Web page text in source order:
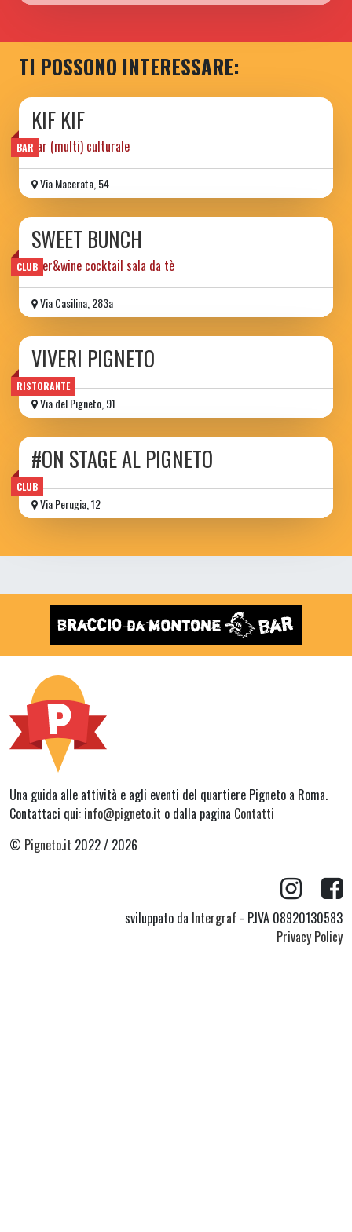
TI POSSONO INTERESSARE:
BAR
KIF KIF
bar (multi) culturale
Via Macerata, 54
CLUB
SWEET BUNCH
beer&wine cocktail sala da tè
Via Casilina, 283a
RISTORANTE
VIVERI PIGNETO
Via del Pigneto, 91
CLUB
#ON STAGE AL PIGNETO
Via Perugia, 12
Una guida alle attività e agli eventi del quartiere Pigneto a Roma.
Contattaci qui: info@pigneto.it o dalla pagina Contatti
© Pigneto.it 2022 / 2026
sviluppato da Intergraf - P.IVA 08920130583
Privacy Policy